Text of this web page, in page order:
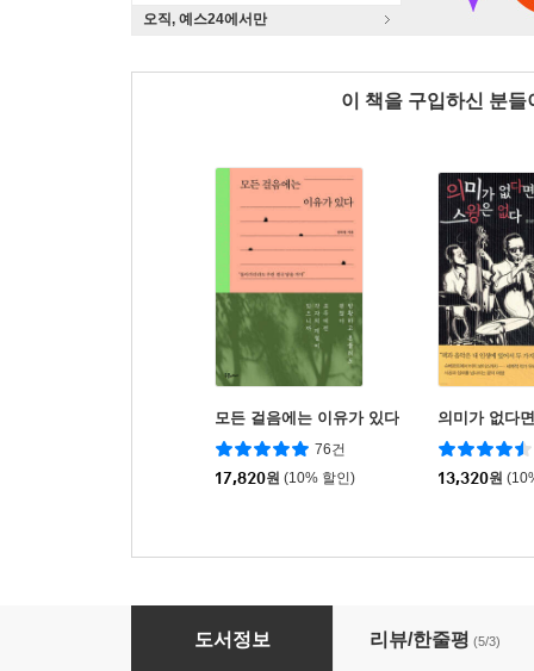
오직, 예스24에서만
이 책을 구입하신 분
모든 걸음에는 이유가 있다
76건
17,820원 (10% 할인)
의미가 없다
13,320원
무라카미 하루키 단편 만화선 세트
도서정보 리뷰/한줄평 (5/3)